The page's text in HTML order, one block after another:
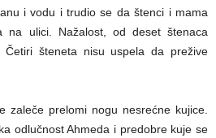
i vodu i trudio se da štenci i mama
na ulici. Nažalost, od deset štenaca
šteneta nisu uspela da prežive
zaleče prelomi nogu nesrećne kujice.
odlučnost Ahmeda i predobre kuje se